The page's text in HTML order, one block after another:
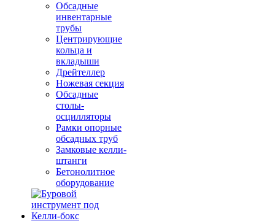
Обсадные
инвентарные
трубы
Центрирующие
кольца и
вкладыши
Дрейтеллер
Ножевая секция
Обсадные
столы-
осцилляторы
Рамки опорные
обсадных труб
Замковые келли-
штанги
Бетонолитное
оборудование